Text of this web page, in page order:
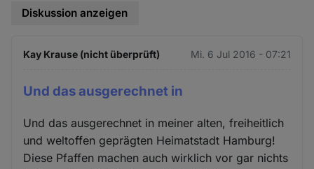
Diskussion anzeigen
Kay Krause (nicht überprüft) Mi. 6 Jul 2016 - 07:21
Und das ausgerechnet in
Und das ausgerechnet in meiner alten, freiheitlich
und weltoffen geprägten Heimatstadt Hamburg!
Diese Pfaffen machen auch wirklich vor gar nichts